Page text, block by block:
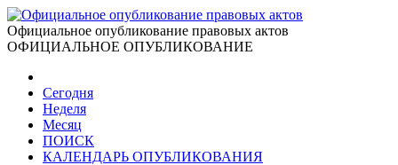
Официальное опубликование правовых актов
ОФИЦИАЛЬНОЕ ОПУБЛИКОВАНИЕ
Сегодня
Неделя
Месяц
ПОИСК
КАЛЕНДАРЬ ОПУБЛИКОВАНИЯ